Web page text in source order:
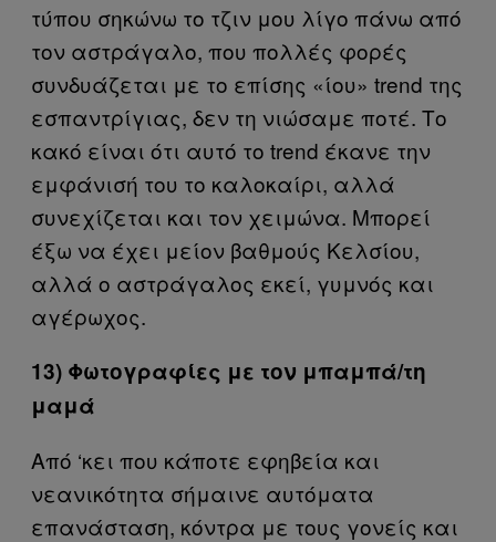
τύπου σηκώνω το τζιν μου λίγο πάνω από
τον αστράγαλο, που πολλές φορές
συνδυάζεται με το επίσης «ίου» trend της
εσπαντρίγιας, δεν τη νιώσαμε ποτέ. Το
κακό είναι ότι αυτό το trend έκανε την
εμφάνισή του το καλοκαίρι, αλλά
συνεχίζεται και τον χειμώνα. Μπορεί
έξω να έχει μείον βαθμούς Κελσίου,
αλλά ο αστράγαλος εκεί, γυμνός και
αγέρωχος.
13) Φωτογραφίες με τον μπαμπά/τη
μαμά
Από ‘κει που κάποτε εφηβεία και
νεανικότητα σήμαινε αυτόματα
επανάσταση, κόντρα με τους γονείς και